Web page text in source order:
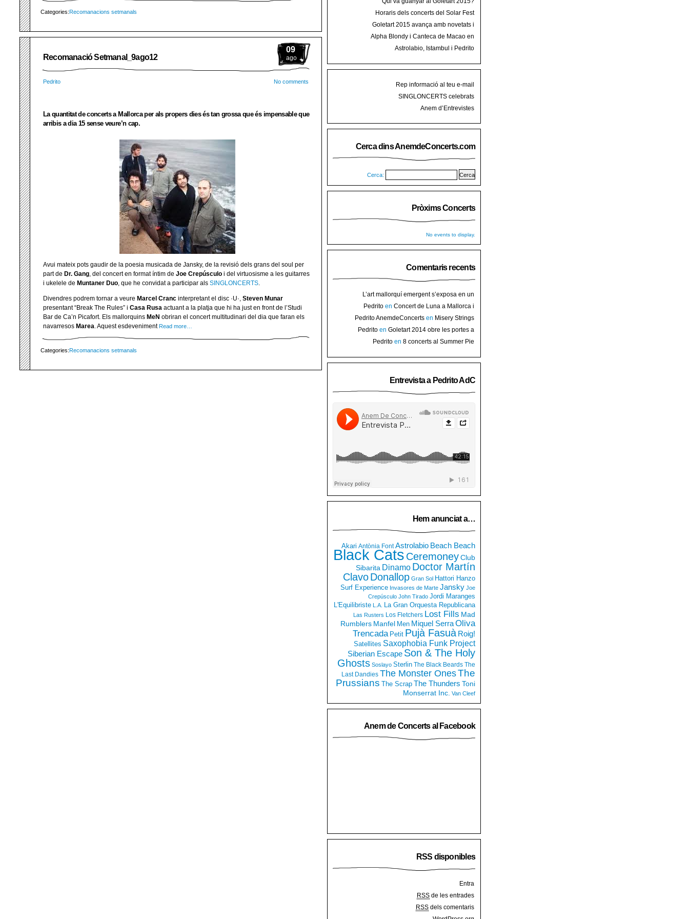
Categories:Recomanacions setmanals
09
ago
Recomanació Setmanal_9ago12
Pedrito No comments
La quantitat de concerts a Mallorca per als propers dies és tan grossa que és impensable que
arribis a dia 15 sense veure’n cap.
Avui mateix pots gaudir de la poesia musicada de Jansky, de la revisió dels grans del soul per
part de Dr. Gang, del concert en format íntim de Joe Crepúsculo i del virtuosisme a les guitarres
i ukelele de Muntaner Duo, que he convidat a participar als SINGLONCERTS.
Divendres podrem tornar a veure Marcel Cranc interpretant el disc ·U·, Steven Munar
presentant “Break The Rules” i Casa Rusa actuant a la platja que hi ha just en front de l’Studi
Bar de Ca’n Picafort. Els mallorquins MeN obriran el concert multitudinari del dia que faran els
navarresos Marea. Aquest esdevenimentRead more…
Categories:Recomanacions setmanals
Horaris dels concerts del Solar Fest
2015 a Mallorca
Goletart 2015 avança amb novetats i
encetarà la LI Festa des Vermar amb art
Alpha Blondy i Canteca de Macao en
concert al Mallorca Roots Festival
Astrolabio, Istambul i Pedrito
Rep informació al teu e-mail
SINGLONCERTS celebrats
Anem d’Entrevistes
Cerca dins AnemdeConcerts.com
Cerca:
Pròxims Concerts
No events to display.
Comentaris recents
L’art mallorquí emergent s’exposa en un
carrer de Binissalem ⋆ Noticias de hoy
en
Binissalem
Pedrito en Concert de Luna a Mallorca i
sorteig d’entrades
Pedrito AnemdeConcerts en Misery Strings
presenten nou disc al Teatre Mar i Terra de
Pedrito en Goletart 2014 obre les portes a
l’art de Binissalem
Pedrito en 8 concerts al Summer Pie
Entrevista a Pedrito AdC
Hem anunciat a…
Akari Antònia Font Astrolabio Beach Beach
Black Cats CeremoneyClub
Sibarita Dinamo Doctor Martín
ClavoDonallop Gran Sol Hattori Hanzo
Surf Experience Invasores de Marte Jansky Joe
Crepúsculo John Tirado Jordi Maranges
L'Equilibriste L.A. La Gran Orquesta Republicana
Las Rusters Los Fletchers Lost Fills Mad
Rumblers Manfel Men Miquel SerraOliva
Trencada Petit Pujà Fasuà Roig!
Satellites Saxophobia Funk Project
Siberian Escape Son & The Holy
Ghosts Soslayo Sterlin The Black Beards The
Last Dandies The Monster OnesThe
Prussians The Scrap The Thunders Toni
Monserrat Inc. Van Cleef
Anem de Concerts al Facebook
RSS disponibles
Entra
RSS de les entrades
RSS dels comentaris